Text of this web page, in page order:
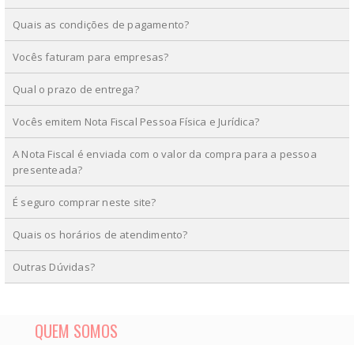
Quais as condições de pagamento?
Vocês faturam para empresas?
Qual o prazo de entrega?
Vocês emitem Nota Fiscal Pessoa Física e Jurídica?
A Nota Fiscal é enviada com o valor da compra para a pessoa
presenteada?
É seguro comprar neste site?
Quais os horários de atendimento?
Outras Dúvidas?
QUEM SOMOS